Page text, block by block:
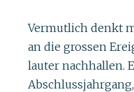
Vermutlich denkt
an die grossen
lauter nachhallen.